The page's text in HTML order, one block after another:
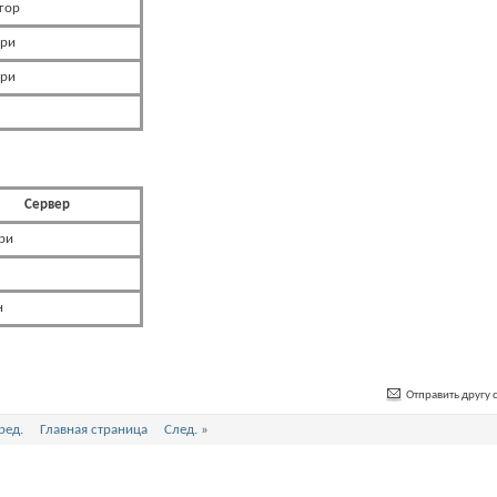
Сервер
Отправить другу
Главная страница След. »